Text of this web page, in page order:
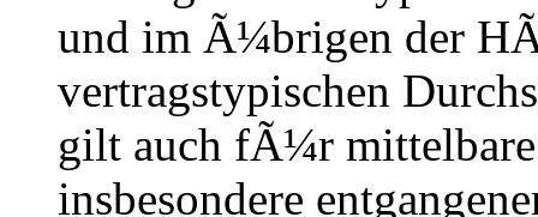
und im Ã¼brigen der
vertragstypischen
gilt auch fÃ¼r
insbesondere